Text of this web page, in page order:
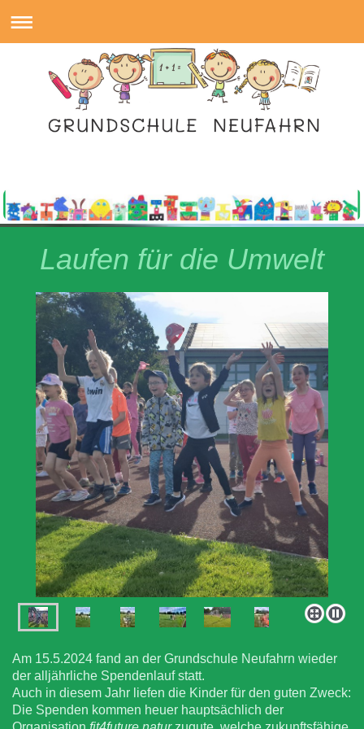
Laufen für die Umwelt
Am 15.5.2024 fand an der Grundschule Neufahrn wieder
der alljährliche Spendenlauf statt.
Auch in diesem Jahr liefen die Kinder für den guten Zweck:
Die Spenden kommen heuer hauptsächlich der